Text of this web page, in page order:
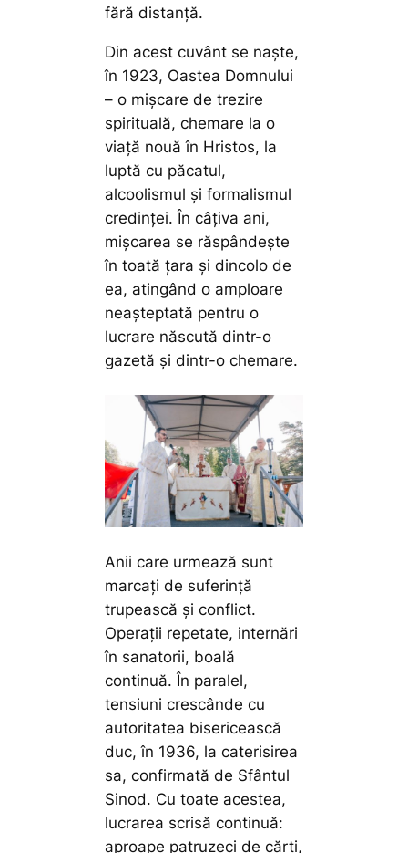
fără distanță.
Din acest cuvânt se naște,
în 1923, Oastea Domnului
– o mișcare de trezire
spirituală, chemare la o
viață nouă în Hristos, la
luptă cu păcatul,
alcoolismul și formalismul
credinței. În câțiva ani,
mișcarea se răspândește
în toată țara și dincolo de
ea, atingând o amploare
neașteptată pentru o
lucrare născută dintr-o
gazetă și dintr-o chemare.
Anii care urmează sunt
marcați de suferință
trupească și conflict.
Operații repetate, internări
în sanatorii, boală
continuă. În paralel,
tensiuni crescânde cu
autoritatea bisericească
duc, în 1936, la caterisirea
sa, confirmată de Sfântul
Sinod. Cu toate acestea,
lucrarea scrisă continuă:
aproape patruzeci de cărți,